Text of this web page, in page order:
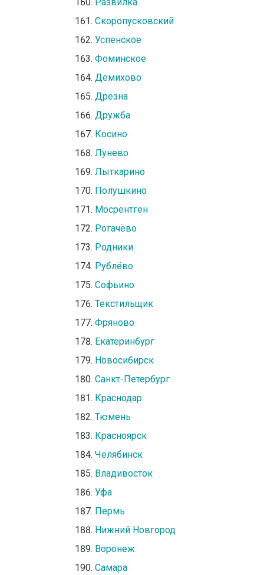
Скоропусковский
Успенское
Фоминское
Демихово
Дрезна
Дружба
Косино
Лунево
Лыткарино
Полушкино
Мосрентген
Рогачёво
Родники
Рублёво
Софьино
Текстильщик
Фряново
Екатеринбург
Новосибирск
Санкт-Петербург
Краснодар
Тюмень
Красноярск
Челябинск
Владивосток
Уфа
Пермь
Нижний Новгород
Воронеж
Самара